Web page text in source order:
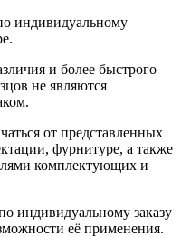
индивидуальному
и более быстрого
не являются
от представленных
фурнитуре, а также
комплектующих и
индивидуальному заказу
её применения.